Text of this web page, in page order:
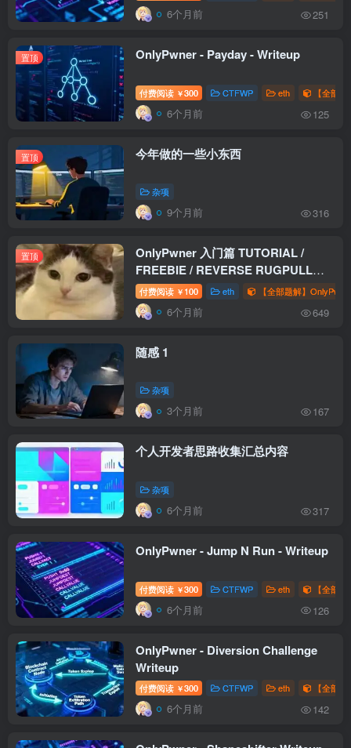
6个月前 251
置顶 OnlyPwner - Payday - Writeup
付费阅读 ￥300 CTFWP eth 【全部
6个月前 125
置顶 今年做的一些小东西
杂项
9个月前 316
置顶
OnlyPwner 入门篇 TUTORIAL /
FREEBIE / REVERSE RUGPULL
WriteUp
付费阅读 ￥ 100 eth 【全部题解】
6个月前 649
随感 1
杂项
3个月前 167
个人开发者思路收集汇总内容
杂项
6个月前 317
OnlyPwner - Jump N Run - Writeup
付费阅读 ￥300 CTFWP eth 【全部
6个月前 126
OnlyPwner - Diversion Challenge
Writeup
付费阅读 ￥300 CTFWP eth 【全部
6个月前 142